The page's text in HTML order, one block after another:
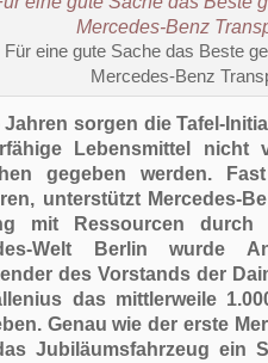
Für eine gute Sache das Beste
Mercedes-Benz
Jahren sorgen die Tafel-
Lebensmittel nicht
gegeben werden.
unterstützt Mercedes-
mit Ressourcen
Welt Berlin wurde
des Vorstands der
das mittlerweile
Genau wie der erste
Jubiläumsfahrzeug ein